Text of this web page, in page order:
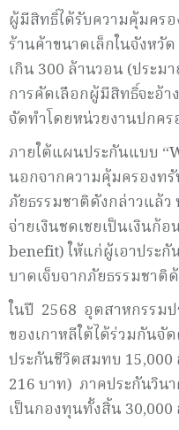
ผู้มีสิทธิ์ได้รับความคุ้มครอ
ร้านค้าขนาดเล็กในจังหวั
เกิน 300 ล้านวอน (ประ
การคัดเลือกผู้มีสิทธิ์จะอ้า
จัดทำโดยหน่วยงานปกค
ภายใต้แผนประกันแบบ
นอกจากความคุ้มครองท
ภัยธรรมชาติดังกล่าวแล้
จ่ายเงินชดเชยเป็นเงินก้
benefit) ให้แก่ผู้เอาประ
บาดเจ็บจากภัยธรรมชาติ
ในปี 2568 อุตสาหกรรม
ของเกาหลีใต้ได้ร่วมกัน
ประกันชีวิตสมทบ
216 บาท) ภาคประกันวิน
เป็นกองทุนทั้งสิ้น 30,000